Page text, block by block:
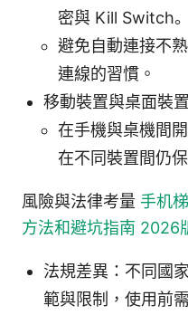
密與 Kill Switch。
避免自動連接不
連線的習慣。
移動裝置與桌面裝
在手機與桌機間
在不同裝置間仍
風險與法律考量 手机
方法和避坑指南 2026
法規差異：不同國
範與限制，使用前